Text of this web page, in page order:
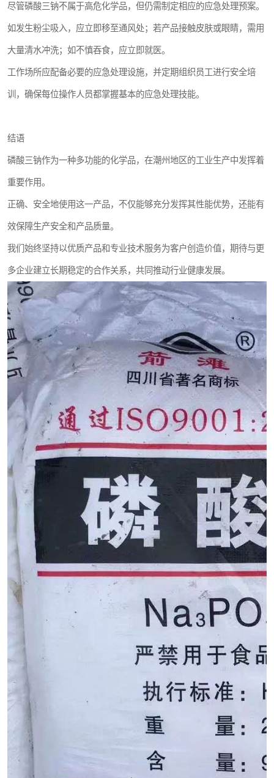
尽管磷酸三钠不属于高危化学品，但仍需制定相应的应急处理预案。
如发生粉尘吸入，应立即移至通风处；若产品接触皮肤或眼睛，需用
大量清水冲洗；如不慎吞食，应立即就医。
工作场所应配备必要的应急处理设施，并定期组织员工进行安全培
训，确保每位操作人员都掌握基本的应急处理技能。
结语
磷酸三钠作为一种多功能的化学品，在潮州地区的工业生产中发挥着
重要作用。
正确、安全地使用这一产品，不仅能够充分发挥其性能优势，还能有
效保障生产安全和产品质量。
我们始终坚持以优质产品和专业技术服务为客户创造价值，期待与更
多企业建立长期稳定的合作关系，共同推动行业健康发展。